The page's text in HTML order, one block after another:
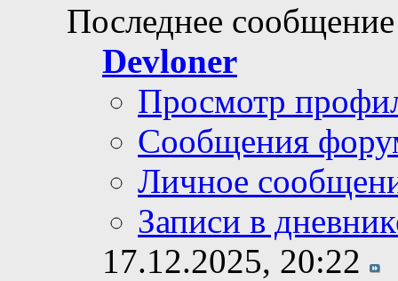
Последнее
Devloner
Просмотр
Сообщения
Личное
Записи в
17.12.2025, 20:22